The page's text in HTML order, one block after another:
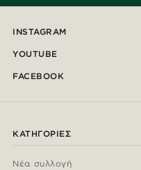
INSTAGRAM
YOUTUBE
FACEBOOK
ΚΑΤΗΓΟΡΊΕΣ
Νέα συλλογή